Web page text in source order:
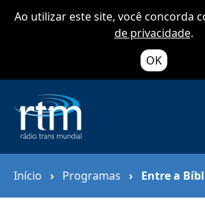
Ao utilizar este site, você concorda
de privacidade.
OK
Início › Programas › Entre a